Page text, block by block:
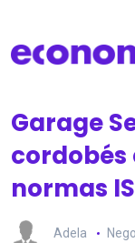
Garage
normas
Adela